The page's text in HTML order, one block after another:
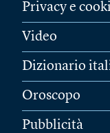
Privacy e
Video
Dizionario
Oroscopo
Pubblicità